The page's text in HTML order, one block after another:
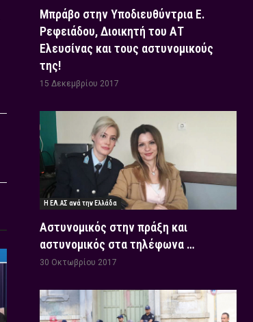
Μπράβο στην Υποδιευθύντρια Ε.
Ρεφειάδου, Διοικητή του ΑΤ
Ελευσίνας και τους αστυνομικούς
της!
15 Δεκεμβρίου 2017
Η ΕΛ.ΑΣ ανά την Ελλάδα
Αστυνομικός στην πράξη και
αστυνομικός στα τηλέφωνα …
30 Οκτωβρίου 2017